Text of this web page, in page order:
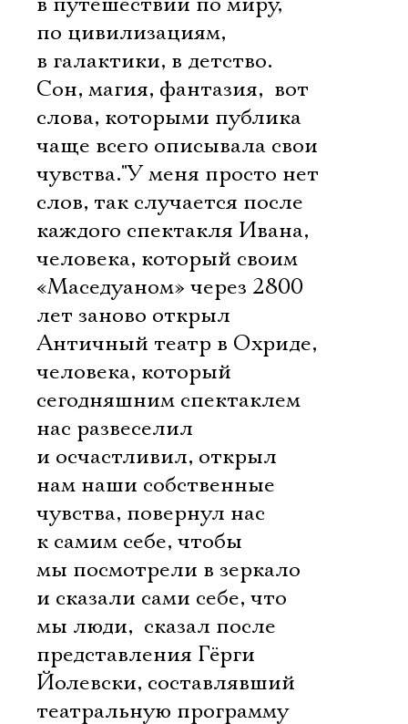
по цивилизациям,
в галактики, в детство.
Сон, магия, фантазия,  вот
слова, которыми публика
чаще всего описывала свои
чувства."У меня просто нет
слов, так случается после
каждого спектакля Ивана,
человека, который своим
«Маседуаном» через 2800
лет заново открыл
Античный театр в Охриде,
человека, который
сегодняшним спектаклем
нас развеселил
и осчастливил, открыл
нам наши собственные
чувства, повернул нас
к самим себе, чтобы
мы посмотрели в зеркало
и сказали сами себе, что
мы люди,  сказал после
представления Гёрги
Йолевски, составлявший
театральную программу